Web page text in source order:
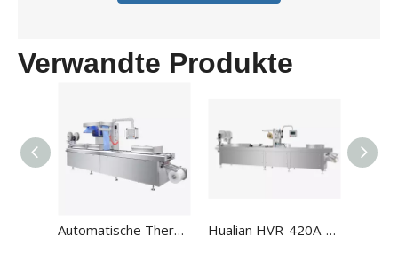
Verwandte Produkte
Automatische Thermoformierung von Rollstock-Vakuumverpackungsmaschinen HVR-320A Hualian HVR-420A-U Automatische Hochleistungs-Tiefzieh-Vakuumverpackungsmaschinen für die Lebensmittelverpackung